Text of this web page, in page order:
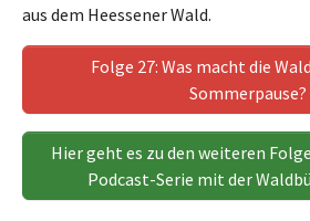
aus dem Heessener Wald.
Folge 27: Was macht die
Sommerpause?
Hier geht es zu den weiteren
Podcast-Serie mit der